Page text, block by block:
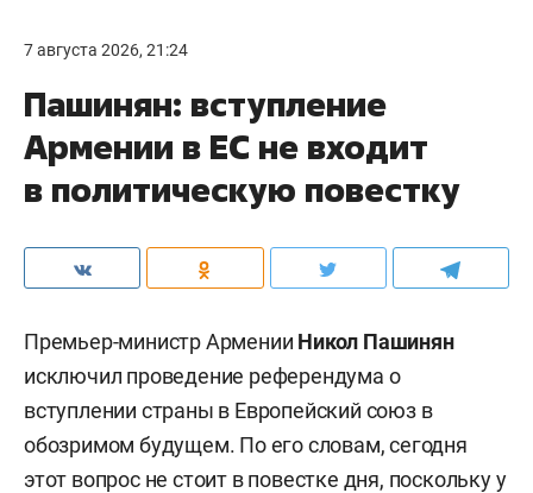
7 августа 2026, 21:24
Пашинян: вступление
Армении в ЕС не входит
в политическую повестку
Премьер-министр Армении Никол Пашинян
исключил проведение референдума о
вступлении страны в Европейский союз в
обозримом будущем. По его словам, сегодня
этот вопрос не стоит в повестке дня, поскольку у